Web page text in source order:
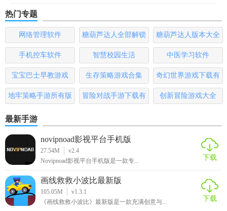
3. 社区支持：构建积极的学习氛围，鼓励用户相互帮助和激
励。
【有道领世正版测评】
有道领世正版凭借其丰富的资源、个性化的学习路径以及强
大的社区支持，在英语学习类应用中表现出色。用户普遍反
映，该软件有效提升了他们的英语能力，特别是在口语和写
学者也能迅速上手。总体而言，有道领世正版是一款值得推
荐的英语学习软件。
热门专题
网络管理软件
糖葫芦达人全部解锁
版
糖葫芦达人版本大全
手机控车软件 智慧校园生活 中医学习软件
宝宝巴士早教游戏 生存策略游戏合集
奇幻世界游戏下载有
哪些
地牢策略手游所有版
冒险对战手游下载有
创新冒险游戏大全
最新手游
novipnoad影视平台手机版
27.54M
v2.4
Novipnoad影视平台手机版是一款专...
下载
画线救救小波比最新版
105.05M
v1.3.1
《画线救救小波比》最新版是一款充满创意与...
下载